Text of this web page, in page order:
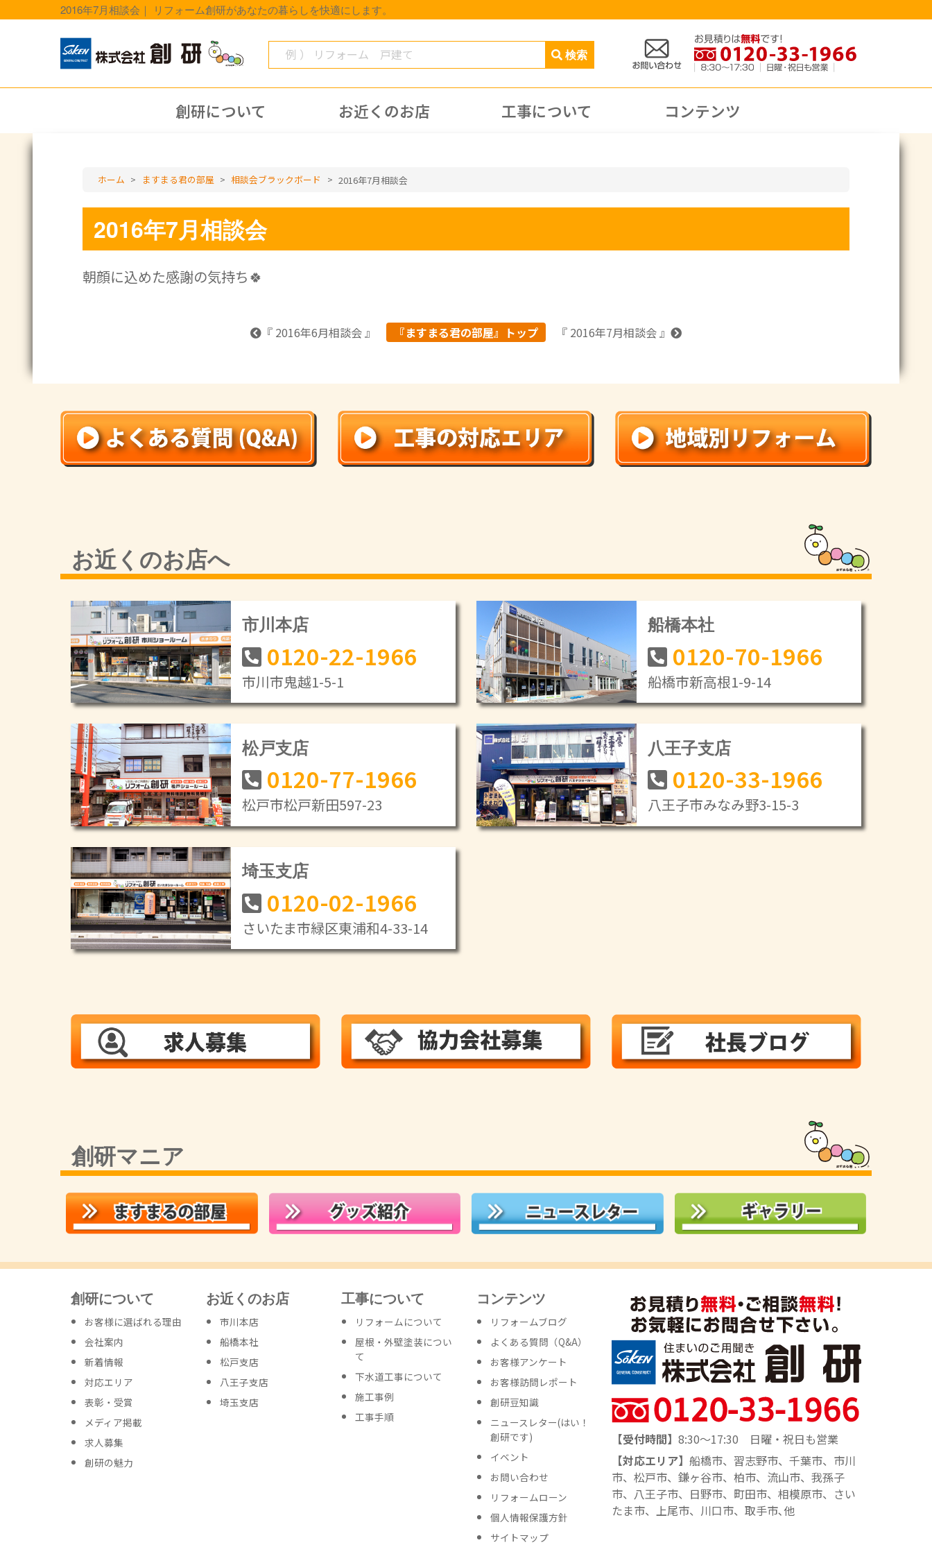
2016年7月相談会｜ リフォーム創研があなたの暮らしを快適にします。
創研について お近くのお店 工事について コンテンツ
ホーム > ますまる君の部屋 > 相談会ブラックボード > 2016年7月相談会
2016年7月相談会
朝顔に込めた感謝の気持ち🍀
『 2016年6月相談会 』 『ますまる君の部屋』トップ 『 2016年7月相談会 』
お近くのお店へ
市川本店
0120-22-1966
市川市鬼越1-5-1
船橋本社
0120-70-1966
船橋市新高根1-9-14
松戸支店
0120-77-1966
松戸市松戸新田597-23
八王子支店
0120-33-1966
八王子市みなみ野3-15-3
埼玉支店
0120-02-1966
さいたま市緑区東浦和4-33-14
創研マニア
創研について
お客様に選ばれる理由
会社案内
新着情報
対応エリア
表彰・受賞
メディア掲載
求人募集
創研の魅力
お近くのお店
市川本店
船橋本社
松戸支店
八王子支店
埼玉支店
工事について
リフォームについて
屋根・外壁塗装につい
て
下水道工事について
施工事例
工事手順
コンテンツ
リフォームブログ
よくある質問（Q&A）
お客様アンケート
お客様訪問レポート
創研豆知識
ニュースレター(はい！
創研です)
イベント
お問い合わせ
リフォームローン
個人情報保護方針
サイトマップ
【受付時間】 8:30～17:30 日曜・祝日も営業
【対応エリア】 船橋市、習志野市、千葉市、市川
市、松戸市、鎌ヶ谷市、柏市、流山市、我孫子
市、八王子市、日野市、町田市、相模原市、さい
たま市、上尾市、川口市、取手市､他